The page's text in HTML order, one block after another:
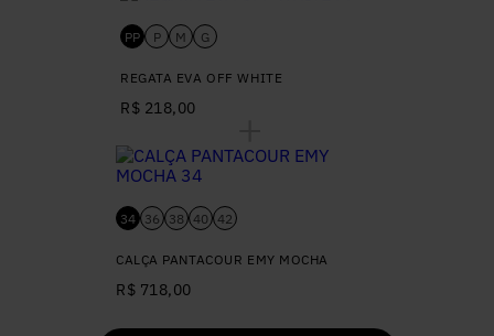
PP P M G
REGATA EVA OFF WHITE
R$ 218,00
34 36 38 40 42
CALÇA PANTACOUR EMY MOCHA
R$ 718,00